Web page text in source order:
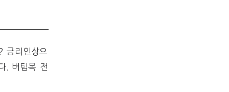
금리인상으
. 버팀목 전